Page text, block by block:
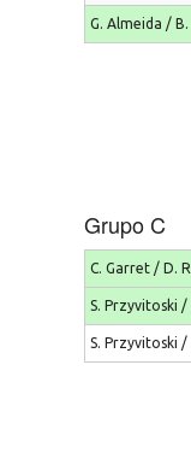
G. Almeida /
Grupo C
C. Garret / D.
S. Przyvitoski /
S. Przyvitoski /